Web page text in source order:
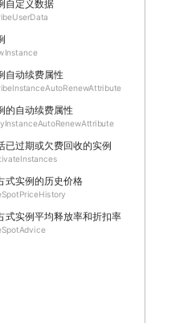
自定义数据
自动续费属性
的自动续费属性
已过期或欠费回收的实例
式实例的历史价格
式实例平均释放率和折扣率